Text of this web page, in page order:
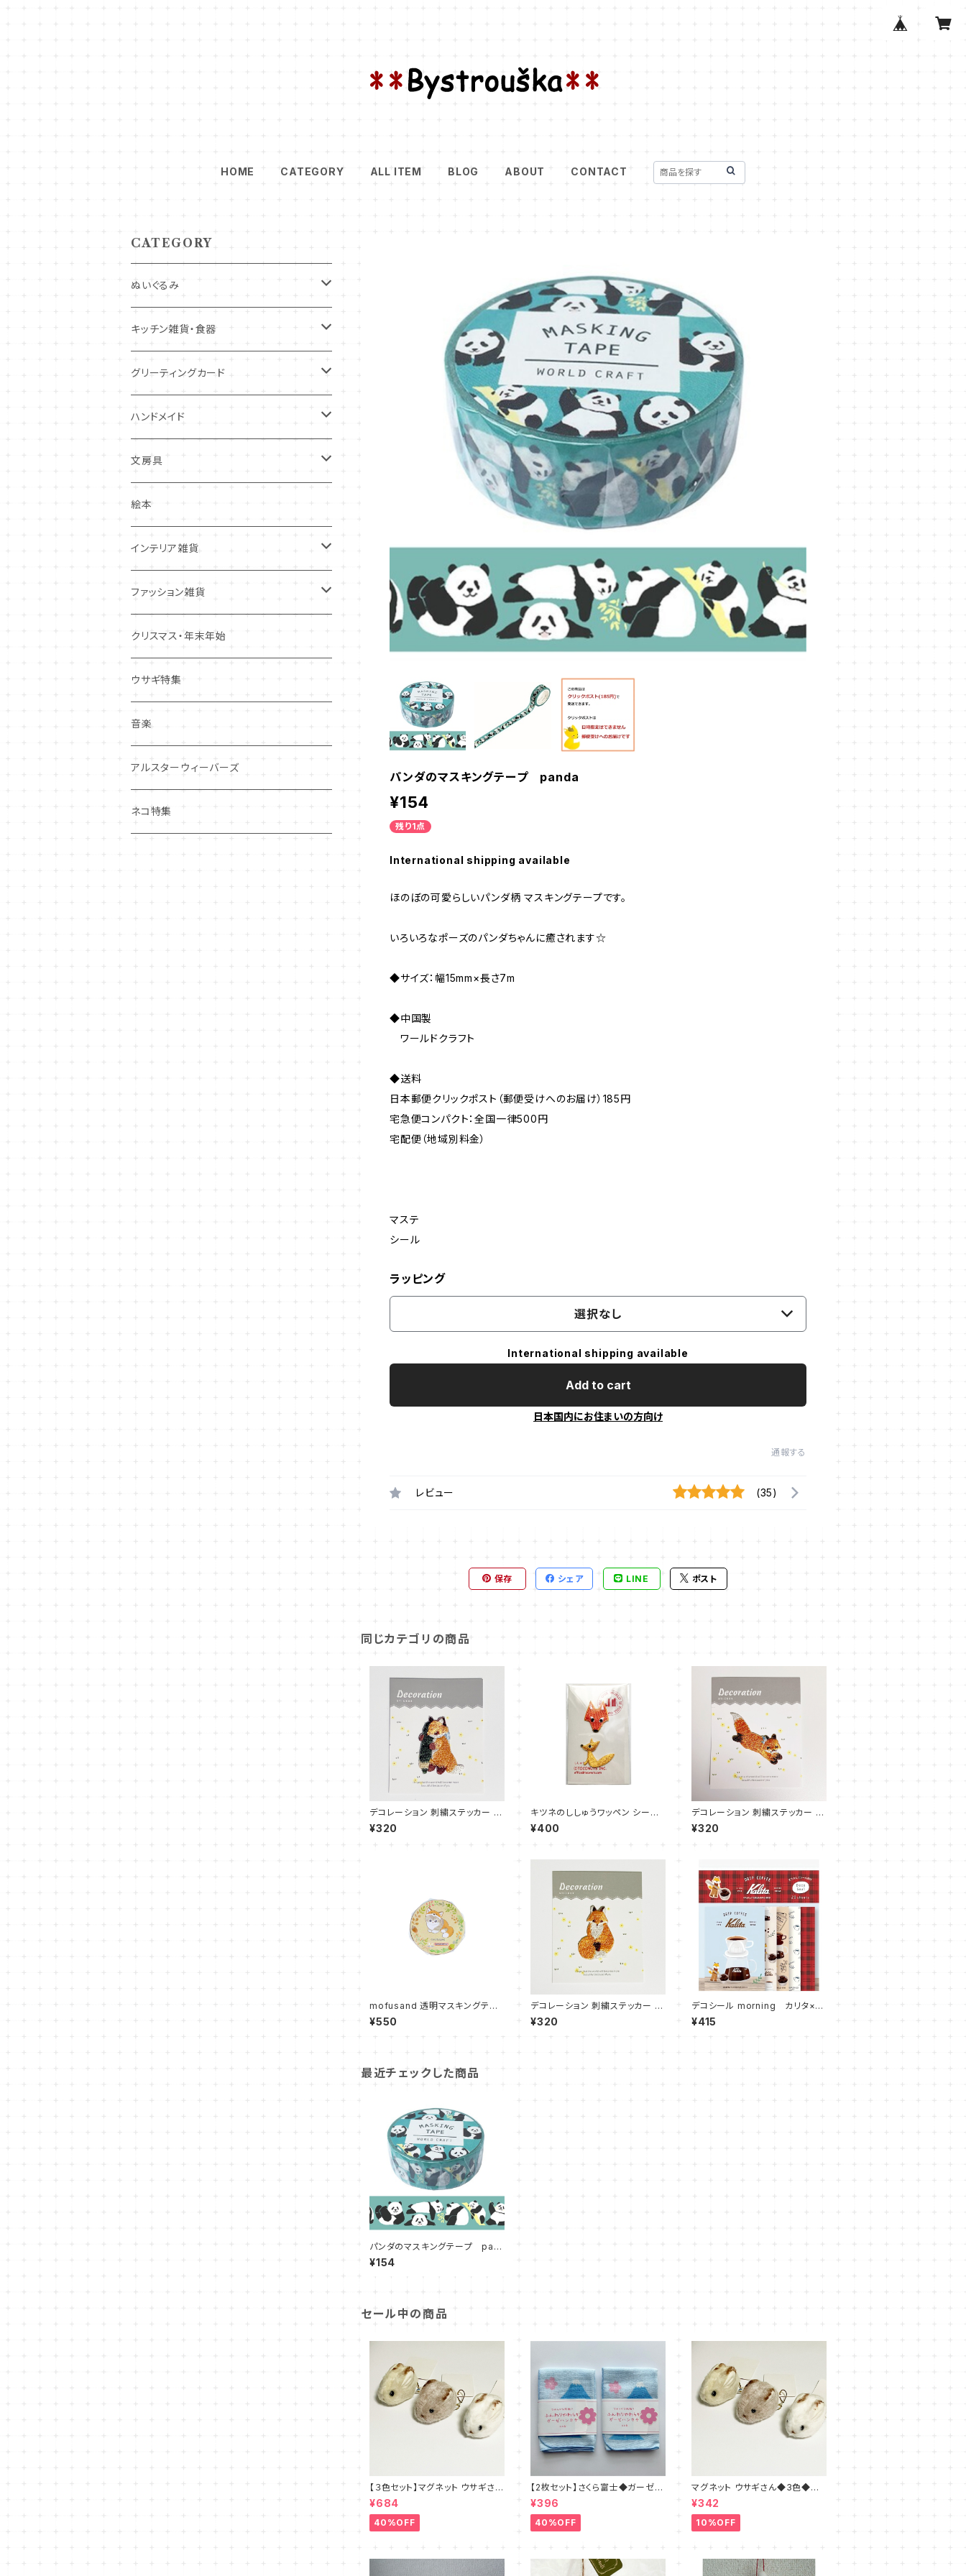
HOME CATEGORY ALL ITEM BLOG ABOUT CONTACT
パンダのマスキングテープ panda
¥154
残り1点
International shipping available
ほのぼの可愛らしいパンダ柄 マスキングテープです。
いろいろなポーズのパンダちゃんに癒されます☆
◆サイズ：幅15mm×長さ7m
◆中国製
ワールドクラフト
◆送料
日本郵便クリックポスト（郵便受けへのお届け）185円
宅急便コンパクト：全国一律500円
宅配便（地域別料金）
マステ
シール
ラッピング
選択なし
International shipping available
Add to cart
日本国内にお住まいの方向け
通報する
レビュー (35)
保存 シェア LINE ポスト
同じカテゴリの商品
デコレーション 刺繍ステッカー キ
ツネ 鉛筆
¥320
キツネのししゅうワッペン シール
刺繍
¥400
デコレーション 刺繍ステッカー キ
ツネ ジャンプ
¥320
mofusand 透明マスキングテー
プ きつねにゃん
¥550
デコレーション 刺繍ステッカー キ
ツネ かしこまりポーズ
¥320
デコシール morning カリタ×古
川紙工 キツネ
¥415
最近チェックした商品
パンダのマスキングテープ pan
da
¥154
セール中の商品
【３色セット】マグネット ウサギさん
◆ブラウン・ホワイト・ベージュ
¥684
40%OFF
【2枚セット】さくら富士◆ガーゼの
ハンカチ 日本製
¥396
40%OFF
マグネット ウサギさん◆3色◆ブ
ラウン・ホワイト・ベージュ
¥342
10%OFF
CATEGORY
ぬいぐるみ
キツネ
犬
その他
キッチン雑貨・食器
コースター・布製品
食器
その他
グリーティングカード
バースデーカード
多目的カード
クリスマス・冬の季節
ポストカード
ハンドメイド
ニードルフエルト
ワッペン
抜型、シリコンモールド
その他
文房具
ノート・メモ・付箋
レターセット
マステ・ステッカー等
しおり・ブックマーク
その他
絵本
インテリア雑貨
置物
布製品・ドイリー
マグネット
その他
ファッション雑貨
キーホルダー・バッグチャーム
アクセサリー
ポーチ・バッグ
ギフトバッグ・巾着
ハンカチ・手拭い
その他
クリスマス・年末年始
ウサギ特集
音楽
アルスターウィーバーズ
ネコ特集